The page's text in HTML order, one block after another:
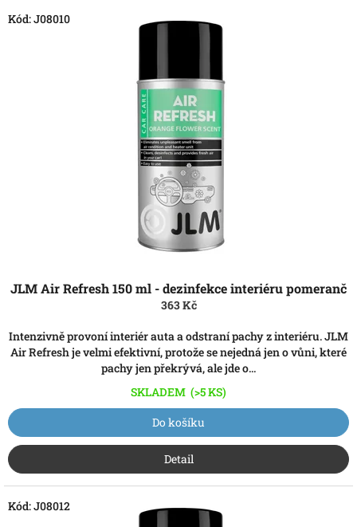
d
V
JLM Air Refresh 150 ml - dezinfekce interiéru pomeranč
363 Kč
Intenzivně provoní interiér auta a odstraní pachy z interiéru. JLM
Air Refresh je velmi efektivní, protože se nejedná jen o vůni, které
pachy jen překrývá, ale jde o...
SKLADEM (>5 KS)
Do košíku
Detail
Kód:J08010
Kód:J08012